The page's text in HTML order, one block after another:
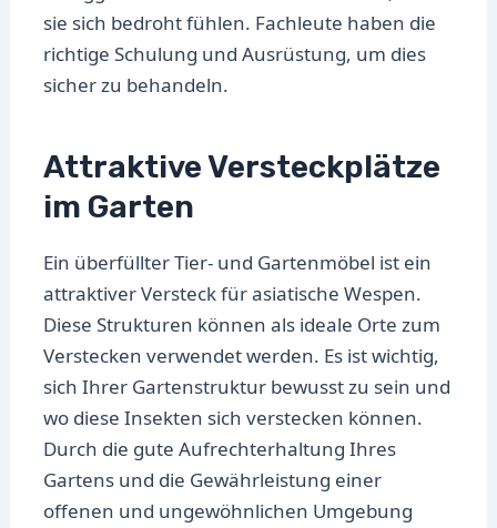
sie sich bedroht fühlen. Fachleute haben die
richtige Schulung und Ausrüstung, um dies
sicher zu behandeln.
Attraktive Versteckplätze
im Garten
Ein überfüllter Tier- und Gartenmöbel ist ein
attraktiver Versteck für asiatische Wespen.
Diese Strukturen können als ideale Orte zum
Verstecken verwendet werden. Es ist wichtig,
sich Ihrer Gartenstruktur bewusst zu sein und
wo diese Insekten sich verstecken können.
Durch die gute Aufrechterhaltung Ihres
Gartens und die Gewährleistung einer
offenen und ungewöhnlichen Umgebung